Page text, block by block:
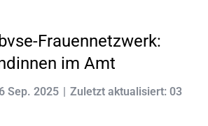
Frauennetzwerk:
im Amt
Sep. 2025
Zuletzt aktualisiert: 03